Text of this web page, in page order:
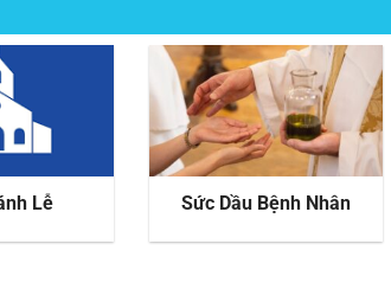
Lễ Sức Dầu Bệnh Nhân